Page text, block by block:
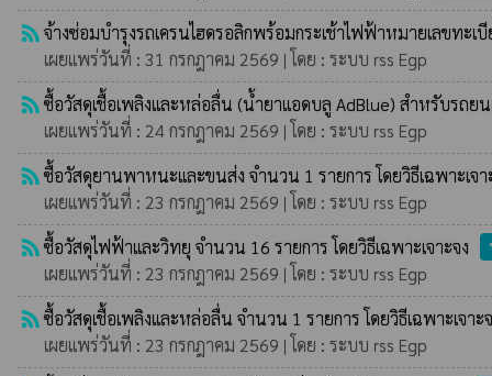
rss_feedจ้างซ่อมบำรุงรถเครนไฮดรอลิกพร้อมกระเช้าไฟฟ้าหมายเลขทะเ
เผยแพร่วันที่ : 31 กรกฎาคม 2569 | โดย : ระบบ rss Egp
rss_feedซื้อวัสดุเชื้อเพลิงและหล่อลื่น (น้ำยาแอดบลู AdBlue) สำหรับรถย
เผยแพร่วันที่ : 24 กรกฎาคม 2569 | โดย : ระบบ rss Egp
rss_feedซื้อวัสดุยานพาหนะและขนส่ง จำนวน 1 รายการ โดยวิธีเฉพาะเจา
เผยแพร่วันที่ : 23 กรกฎาคม 2569 | โดย : ระบบ rss Egp
rss_feedซื้อวัสดุไฟฟ้าและวิทยุ จำนวน 16 รายการ โดยวิธีเฉพาะเจาะจง
เผยแพร่วันที่ : 23 กรกฎาคม 2569 | โดย : ระบบ rss Egp
rss_feedซื้อวัสดุเชื้อเพลิงและหล่อลื่น จำนวน 1 รายการ โดยวิธีเฉพาะเจาะ
เผยแพร่วันที่ : 23 กรกฎาคม 2569 | โดย : ระบบ rss Egp